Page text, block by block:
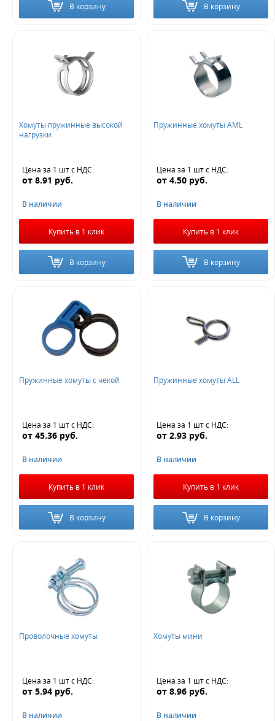
В корзину В корзину
Хомуты пружинные высокой
нагрузки
Цена за 1 штс НДС:
от 8.91 руб.
В наличии
Купить в 1 клик
В корзину
Пружинные хомуты AML
Цена за 1 штс НДС:
от 4.50 руб.
В наличии
Купить в 1 клик
В корзину
Пружинные хомуты с чекой
Цена за 1 штс НДС:
от 45.36 руб.
В наличии
Купить в 1 клик
В корзину
Пружинные хомуты ALL
Цена за 1 штс НДС:
от 2.93 руб.
В наличии
Купить в 1 клик
В корзину
Проволочные хомуты
Цена за 1 штс НДС:
от 5.94 руб.
В наличии
Хомуты мини
Цена за 1 штс НДС:
от 8.96 руб.
В наличии